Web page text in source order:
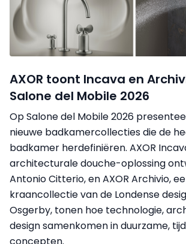
AXOR toont Incava en
Salone del Mobile 2026
Op Salone del Mobile 2026
nieuwe badkamercollecties die de
badkamer herdefiniëren. AXOR
architecturale douche-oplossing
Antonio Citterio, en AXOR Archivio,
kraancollectie van de Londense
Osgerby, tonen hoe technologie,
design samenkomen in duurzame,
concepten.